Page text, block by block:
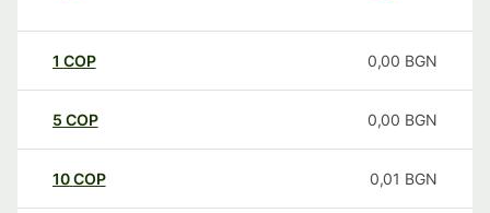
1 COP 0,00 BGN
5 COP 0,00 BGN
10COP 0,01 BGN